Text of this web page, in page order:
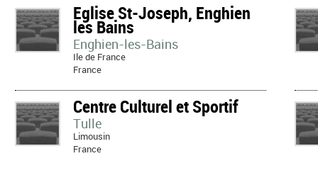
Eglise St-Joseph, Enghien
les Bains
Enghien-les-Bains
Ile de France
France
Centre Culturel et Sportif
Tulle
Limousin
France